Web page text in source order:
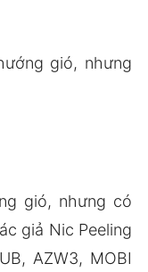
gió, nhưng
gió, nhưng có
giả Nic Peeling
AZW3, MOBI